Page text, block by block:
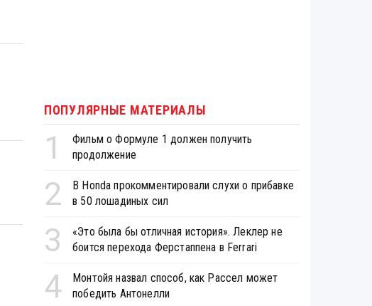
ПОПУЛЯРНЫЕ МАТЕРИАЛЫ
1
Фильм о Формуле 1 должен получить
продолжение
2
В Honda прокомментировали слухи о прибавке
в 50 лошадиных сил
3
«Это была бы отличная история». Леклер не
боится перехода Ферстаппена в Ferrari
4
Монтойя назвал способ, как Рассел может
победить Антонелли